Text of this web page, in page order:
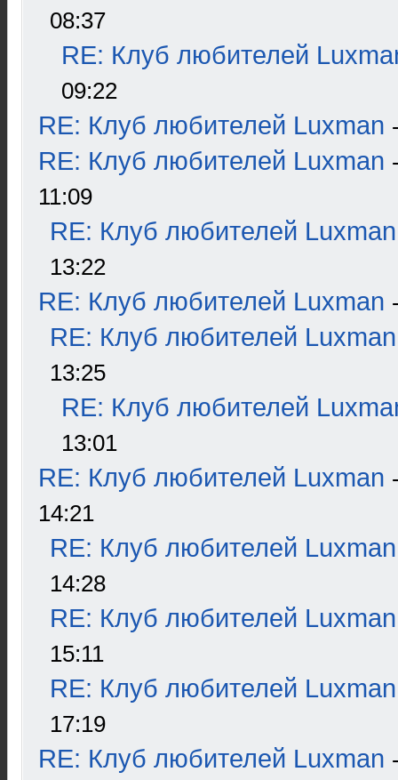
08:37
RE: Клуб любителей
09:22
RE: Клуб любителей Luxman
RE: Клуб любителей Luxman
11:09
RE: Клуб любителей Luxman
13:22
RE: Клуб любителей Luxman
RE: Клуб любителей Luxman
13:25
RE: Клуб любителей
13:01
RE: Клуб любителей Luxman
14:21
RE: Клуб любителей Luxman
14:28
RE: Клуб любителей Luxman
15:11
RE: Клуб любителей Luxman
17:19
RE: Клуб любителей Luxman